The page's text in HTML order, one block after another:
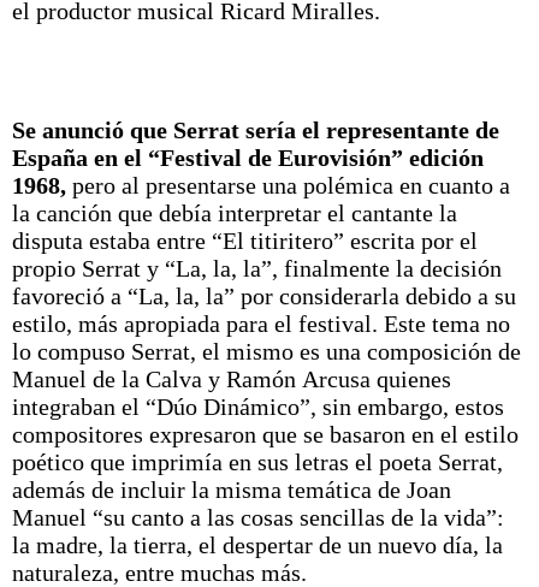
el productor musical Ricard Miralles.
Se anunció que Serrat sería el representante de
España en el “Festival de Eurovisión” edición
1968, pero al presentarse una polémica en cuanto a
la canción que debía interpretar el cantante la
disputa estaba entre “El titiritero” escrita por el
propio Serrat y “La, la, la”, finalmente la decisión
favoreció a “La, la, la” por considerarla debido a su
estilo, más apropiada para el festival. Este tema no
lo compuso Serrat, el mismo es una composición de
Manuel de la Calva y Ramón Arcusa quienes
integraban el “Dúo Dinámico”, sin embargo, estos
compositores expresaron que se basaron en el estilo
poético que imprimía en sus letras el poeta Serrat,
además de incluir la misma temática de Joan
Manuel “su canto a las cosas sencillas de la vida”:
la madre, la tierra, el despertar de un nuevo día, la
naturaleza, entre muchas más.